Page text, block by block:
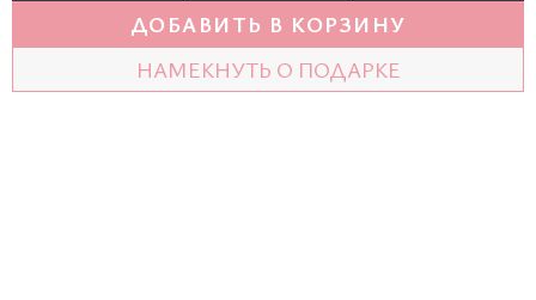
ДОБАВИТЬ В КОРЗИНУ
НАМЕКНУТЬ О ПОДАРКЕ